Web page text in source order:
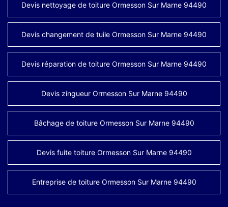
Devis nettoyage de toiture Ormesson Sur Marne 94490
Devis changement de tuile Ormesson Sur Marne 94490
Devis réparation de toiture Ormesson Sur Marne 94490
Devis zingueur Ormesson Sur Marne 94490
Bâchage de toiture Ormesson Sur Marne 94490
Devis fuite toiture Ormesson Sur Marne 94490
Entreprise de toiture Ormesson Sur Marne 94490